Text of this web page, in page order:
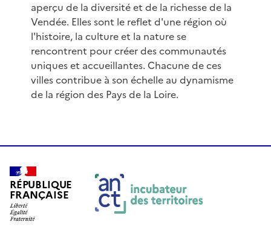
aperçu de la diversité et de la richesse de la
Vendée. Elles sont le reflet d'une région où
l'histoire, la culture et la nature se
rencontrent pour créer des communautés
uniques et accueillantes. Chacune de ces
villes contribue à son échelle au dynamisme
de la région des Pays de la Loire.
RÉPUBLIQUE
FRANÇAISE